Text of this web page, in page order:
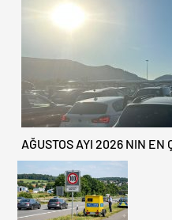
AĞUSTOS AYI 2026 NIN EN